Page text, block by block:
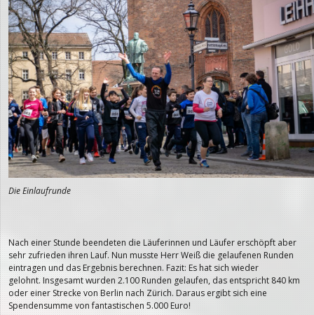
Die Einlaufrunde
Nach einer Stunde beendeten die Läuferinnen und Läufer erschöpft aber
sehr zufrieden ihren Lauf. Nun musste Herr Weiß die gelaufenen Runden
eintragen und das Ergebnis berechnen. Fazit: Es hat sich wieder
gelohnt. Insgesamt wurden 2.100 Runden gelaufen, das entspricht 840 km
oder einer Strecke von Berlin nach Zürich. Daraus ergibt sich eine
Spendensumme von fantastischen 5.000 Euro!